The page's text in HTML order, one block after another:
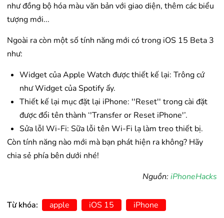
như đồng bộ hóa màu văn bản với giao diện, thêm các biểu
tượng mới...
Ngoài ra còn một số tính năng mới có trong iOS 15 Beta 3
như:
Widget của Apple Watch được thiết kế lại: Trông cứ
như Widget của Spotify ấy.
Thiết kế lại mục đặt lại iPhone: ''Reset'' trong cài đặt
được đổi tên thành ‘'Transfer or Reset ‌iPhone‌'’.
Sửa lỗI Wi-Fi: Sữa lỗi tên Wi-Fi lạ làm treo thiết bị.
Còn tính năng nào mới mà bạn phát hiện ra không? Hãy
chia sẻ phía bên dưới nhé!
Nguồn: iPhoneHacks
Từ khóa: apple iOS 15 iPhone